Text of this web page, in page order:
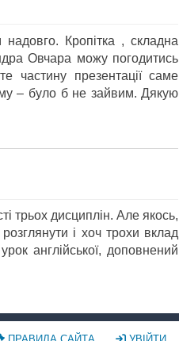
Кропітка , складна
Овчара можу погодитись
частину презентації саме
– було б не зайвим. Дякую
трьох дисциплін. Але якось,
і хоч трохи вклад
англійської, доповнений